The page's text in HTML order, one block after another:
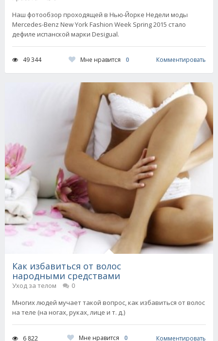
Наш фотообзор проходящей в Нью-Йорке Недели моды
Mercedes-Benz New York Fashion Week Spring 2015 стало
дефиле испанской марки Desigual.
49 344 Мне нравится 0 Комментировать
Как избавиться от волос
народными средствами
Уход за телом
0
Многих людей мучает такой вопрос, как избавиться от волос
на теле (на ногах, руках, лице и т. д.)
6 822 Мне нравится 0 Комментировать